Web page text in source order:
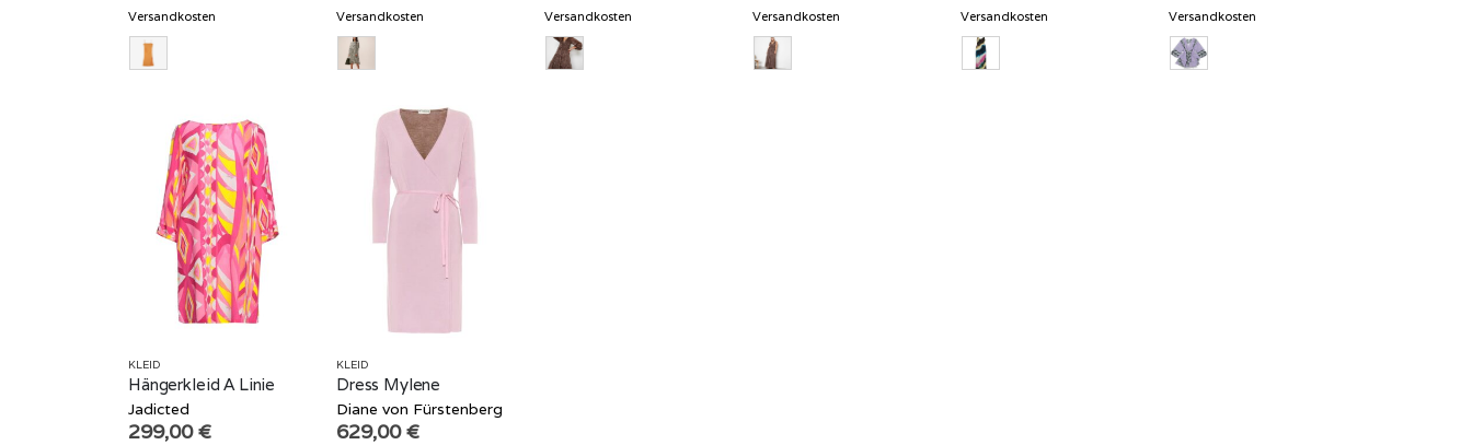
Versandkosten
Versandkosten
Versandkosten
Versandkosten
Versandkosten
Versandkosten
KLEID
Hängerkleid A Linie
Jadicted
299,00€
KLEID
Dress Mylene
Diane von Fürstenberg
629,00€